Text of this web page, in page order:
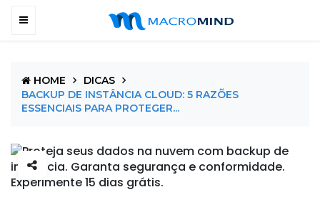
HOME
DICAS
BACKUP DE INSTÂNCIA CLOUD: 5 RAZÕES
ESSENCIAIS PARA PROTEGER...